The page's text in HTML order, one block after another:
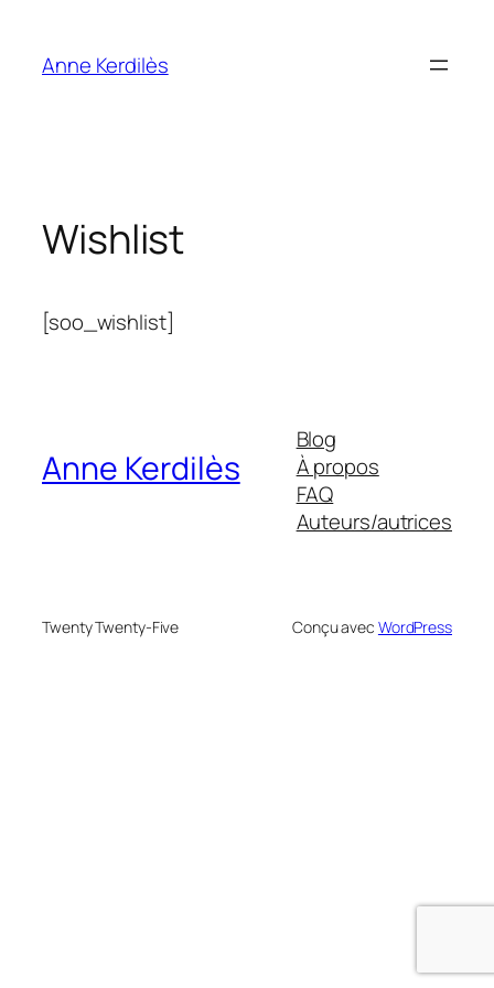
contenu
Anne Kerdilès
Wishlist
[soo_wishlist]
Anne Kerdilès
Blog
À propos
FAQ
Auteurs/autrices
Twenty Twenty-Five Conçu avec WordPress